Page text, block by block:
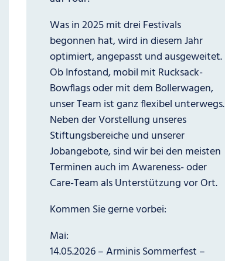
Was in 2025 mit drei Festivals
begonnen hat, wird in diesem Jahr
optimiert, angepasst und ausgeweitet.
Ob Infostand, mobil mit Rucksack-
Bowflags oder mit dem Bollerwagen,
unser Team ist ganz flexibel unterwegs.
Neben der Vorstellung unseres
Stiftungsbereiche und unserer
Jobangebote, sind wir bei den meisten
Terminen auch im Awareness- oder
Care-Team als Unterstützung vor Ort.
Kommen Sie gerne vorbei:
Mai:
14.05.2026 – Arminis Sommerfest –